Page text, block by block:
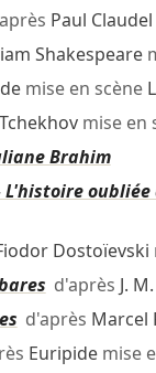
Paul Claudel
Shakespeare
mise en scène
mise en
Brahim
L'histoire
Dostoïevski
d'après J.
d'après Marcel
Euripidemise